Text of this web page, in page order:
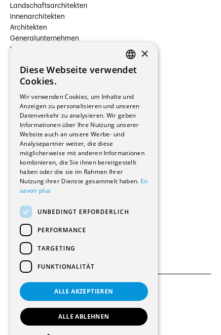
Landschaftsarchitekten
Innenarchitekten
Architekten
Generalunternehmen
Beauftragte Unternehmen
Hersteller/Lieferanten
Bauherrschaften
Immobilienverwaltungsgesellschaften
Stockwerkeigentum
Reportagen
Wohnungen
Renovierungen
Innere Umbauten
Gastgewerbe und Tourismus
Verwaltungsgebäude und Geschäfte
Schuleinrichtungen
Medizinische Einrichtungen
Kultur - Sport - Freizeit
Industrie - Handwerk
Transport und Parkplätze
Diverse Bauten
© 2026 Alle Rechte vorbehalten
Allgemeine Bedingungen
FRENCH
×
Diese Webseite verwendet
Cookies.
Wir verwenden Cookies, um Inhalte und
Anzeigen zu personalisieren und unseren
Datenverkehr zu analysieren. Wir geben
Informationen über Ihre Nutzung unserer
Website auch an unsere Werbe- und
Analysepartner weiter, die diese
möglicherweise mit anderen Informationen
kombinieren, die Sie ihnen bereitgestellt
haben oder die sie im Rahmen Ihrer
Nutzung ihrer Dienste gesammelt haben. En
savoir plus
UNBEDINGT ERFORDERLICH
PERFORMANCE
TARGETING
FUNKTIONALITÄT
ALLE AKZEPTIEREN
ALLE ABLEHNEN